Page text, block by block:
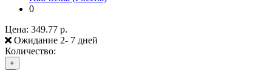
0
Цена: 349.77 р.
Ожидание 2- 7 дней
Количество:
+